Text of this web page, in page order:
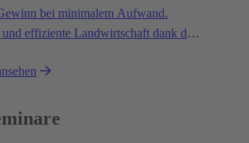
bei minimalem Aufwand.
effiziente Landwirtschaft dank der